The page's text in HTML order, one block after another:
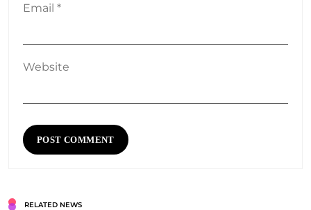
Email *
Website
RELATED NEWS